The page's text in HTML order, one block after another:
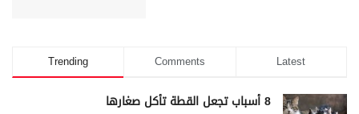
Trending Comments Latest
8 أسباب تجعل القطة تأكل صغارها